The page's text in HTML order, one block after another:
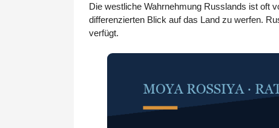
Die westliche Wahrnehmung Russlands ist oft
differenzierten Blick auf das Land zu werfen.
verfügt.